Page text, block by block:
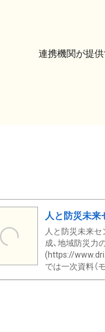
連携機関が提供
人と防災未
人と防災未来セ
成、地域防災力
(https://
では一次資料（モ